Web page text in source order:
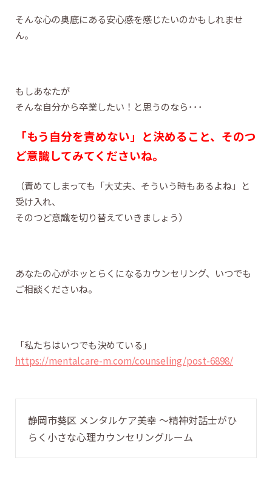
そんな心の奥底にある安心感を感じたいのかもしれませ
ん。
もしあなたが
そんな自分から卒業したい！と思うのなら･･･
「もう自分を責めない」と決めること、そのつ
ど意識してみてくださいね。
（責めてしまっても「大丈夫、そういう時もあるよね」と
受け入れ、
そのつど意識を切り替えていきましょう）
あなたの心がホッとらくになるカウンセリング、いつでも
ご相談くださいね。
「私たちはいつでも決めている」
https://mentalcare-m.com/counseling/post-6898/
静岡市葵区 メンタルケア美幸 〜精神対話士がひ
らく小さな心理カウンセリングルーム